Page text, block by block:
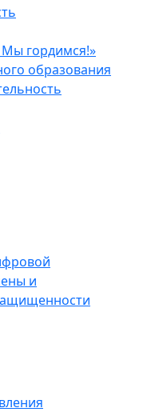
гордимся!»
образования
и